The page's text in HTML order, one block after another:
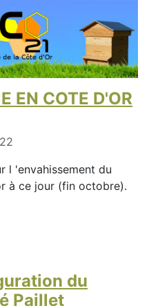
EN COTE D'OR
l 'envahissement du
à ce jour (fin octobre).
du
Paillet